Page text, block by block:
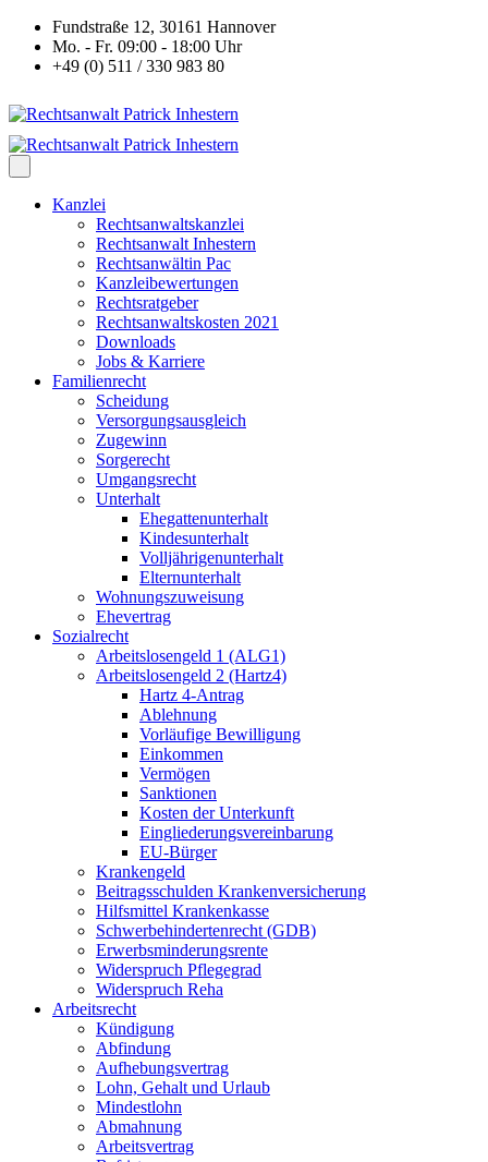
Fundstraße 12, 30161 Hannover
Mo. - Fr. 09:00 - 18:00 Uhr
+49 (0) 511 / 330 983 80
Kanzlei
Rechtsanwaltskanzlei
Rechtsanwalt Inhestern
Rechtsanwältin Pac
Kanzleibewertungen
Rechtsratgeber
Rechtsanwaltskosten 2021
Downloads
Jobs & Karriere
Familienrecht
Scheidung
Versorgungsausgleich
Zugewinn
Sorgerecht
Umgangsrecht
Unterhalt
Ehegattenunterhalt
Kindesunterhalt
Volljährigenunterhalt
Elternunterhalt
Wohnungszuweisung
Ehevertrag
Sozialrecht
Arbeitslosengeld 1 (ALG1)
Arbeitslosengeld 2 (Hartz4)
Hartz 4-Antrag
Ablehnung
Vorläufige Bewilligung
Einkommen
Vermögen
Sanktionen
Kosten der Unterkunft
Eingliederungsvereinbarung
EU-Bürger
Krankengeld
Beitragsschulden Krankenversicherung
Hilfsmittel Krankenkasse
Schwerbehindertenrecht (GDB)
Erwerbsminderungsrente
Widerspruch Pflegegrad
Widerspruch Reha
Arbeitsrecht
Kündigung
Abfindung
Aufhebungsvertrag
Lohn, Gehalt und Urlaub
Mindestlohn
Abmahnung
Arbeitsvertrag